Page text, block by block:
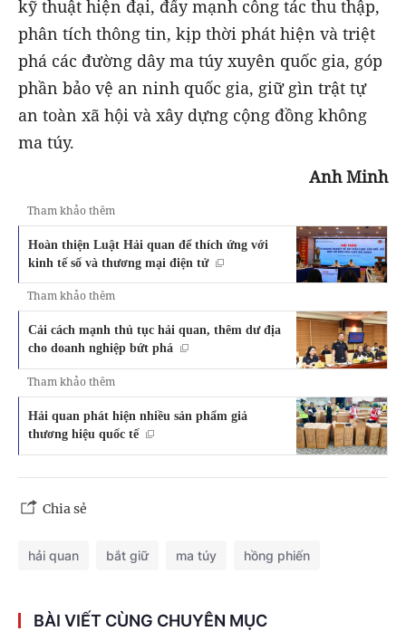
kỹ thuật hiện đại, đẩy mạnh công tác thu thập,
phân tích thông tin, kịp thời phát hiện và triệt
phá các đường dây ma túy xuyên quốc gia, góp
phần bảo vệ an ninh quốc gia, giữ gìn trật tự
an toàn xã hội và xây dựng cộng đồng không
ma túy.
Anh Minh
Tham khảo thêm
Hoàn thiện Luật Hải quan để thích ứng với
kinh tế số và thương mại điện tử
Tham khảo thêm
Cải cách mạnh thủ tục hải quan, thêm dư địa
cho doanh nghiệp bứt phá
Tham khảo thêm
Hải quan phát hiện nhiều sản phẩm giả
thương hiệu quốc tế
Chia sẻ
hải quan bắt giữ ma túy hồng phiến
BÀI VIẾT CÙNG CHUYÊN MỤC